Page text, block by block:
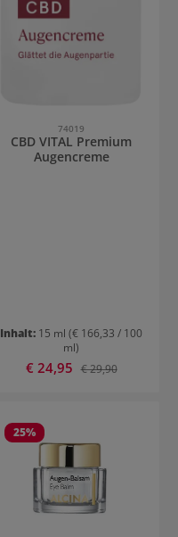
74019
CBD VITAL Premium
Augencreme
Inhalt: 15 ml (€ 166,33 / 100
ml)
Verkaufspreis:
€ 24,95 Regulärer Preis:
€ 29,90
25%